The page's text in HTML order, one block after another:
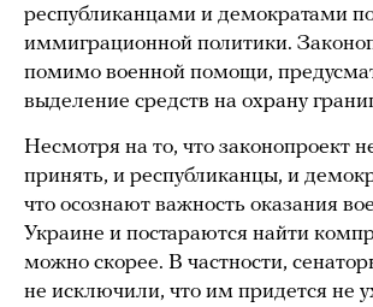
республиканцами и демократами
иммиграционной политики.
помимо военной помощи,
выделение средств на охрану
Несмотря на то, что законопроект
принять, и республиканцы, и
что осознают важность оказания
Украине и постараются найти
можно скорее. В частности,
не исключили, что им придется не